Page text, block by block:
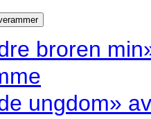
broren
ungdom»